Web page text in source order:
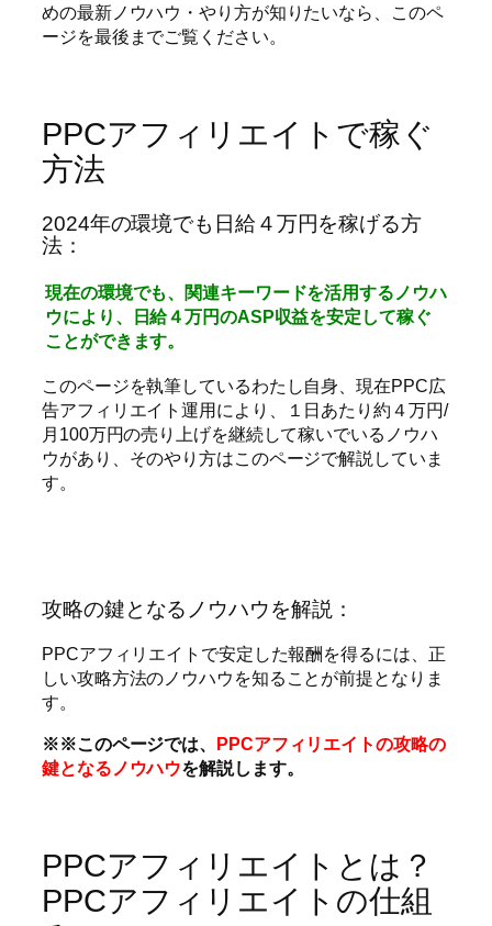
めの最新ノウハウ・やり方が知りたいなら、このペ
ージを最後までご覧ください。
PPCアフィリエイトで稼ぐ
方法
2024年の環境でも日給４万円を稼げる方
法：
現在の環境でも、関連キーワードを活用するノウハ
ウにより、日給４万円のASP収益を安定して稼ぐ
ことができます。
このページを執筆しているわたし自身、現在PPC広
告アフィリエイト運用により、１日あたり約４万円/
月100万円の売り上げを継続して稼いでいるノウハ
ウがあり、そのやり方はこのページで解説していま
す。
攻略の鍵となるノウハウを解説：
PPCアフィリエイトで安定した報酬を得るには、正
しい攻略方法のノウハウを知ることが前提となりま
す。
※※このページでは、 PPCアフィリエイトの攻略の
鍵となるノウハウを解説します。
PPCアフィリエイトとは？
PPCアフィリエイトの仕組